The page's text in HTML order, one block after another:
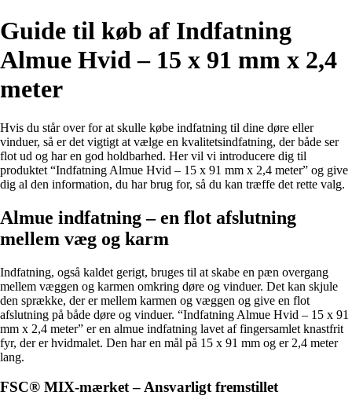
Guide til køb af Indfatning
Almue Hvid – 15 x 91 mm x 2,4
meter
Hvis du står over for at skulle købe indfatning til dine døre eller
vinduer, så er det vigtigt at vælge en kvalitetsindfatning, der både ser
flot ud og har en god holdbarhed. Her vil vi introducere dig til
produktet “Indfatning Almue Hvid – 15 x 91 mm x 2,4 meter” og give
dig al den information, du har brug for, så du kan træffe det rette valg.
Almue indfatning – en flot afslutning
mellem væg og karm
Indfatning, også kaldet gerigt, bruges til at skabe en pæn overgang
mellem væggen og karmen omkring døre og vinduer. Det kan skjule
den sprække, der er mellem karmen og væggen og give en flot
afslutning på både døre og vinduer. “Indfatning Almue Hvid – 15 x 91
mm x 2,4 meter” er en almue indfatning lavet af fingersamlet knastfrit
fyr, der er hvidmalet. Den har en mål på 15 x 91 mm og er 2,4 meter
lang.
FSC® MIX-mærket – Ansvarligt fremstillet